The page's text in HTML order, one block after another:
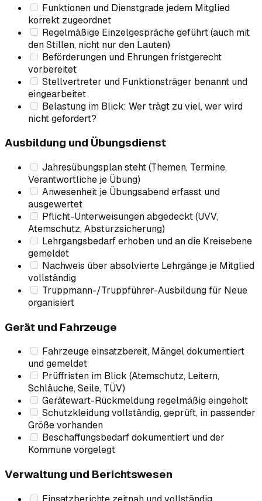
Funktionen und Dienstgrade jedem Mitglied
korrekt zugeordnet
Regelmäßige Einzelgespräche geführt (auch mit
den Stillen, nicht nur den Lauten)
Beförderungen und Ehrungen fristgerecht
vorbereitet
Stellvertreter und Funktionsträger benannt und
eingearbeitet
Belastung im Blick: Wer trägt zu viel, wer wird
nicht gefordert?
Ausbildung und Übungsdienst
Jahresübungsplan steht (Themen, Termine,
Verantwortliche je Übung)
Anwesenheit je Übungsabend erfasst und
ausgewertet
Pflicht-Unterweisungen abgedeckt (UVV,
Atemschutz, Absturzsicherung)
Lehrgangsbedarf erhoben und an die Kreisebene
gemeldet
Nachweis über absolvierte Lehrgänge je Mitglied
vollständig
Truppmann-/Truppführer-Ausbildung für Neue
organisiert
Gerät und Fahrzeuge
Fahrzeuge einsatzbereit, Mängel dokumentiert
und gemeldet
Prüffristen im Blick (Atemschutz, Leitern,
Schläuche, Seile, TÜV)
Gerätewart-Rückmeldung regelmäßig eingeholt
Schutzkleidung vollständig, geprüft, in passender
Größe vorhanden
Beschaffungsbedarf dokumentiert und der
Kommune vorgelegt
Verwaltung und Berichtswesen